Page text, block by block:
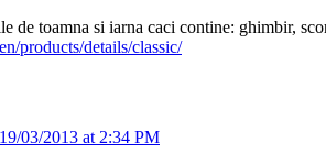
de toamna si iarna caci contine: ghimbir,
products/details/classic/
19/03/2013 at 2:34 PM